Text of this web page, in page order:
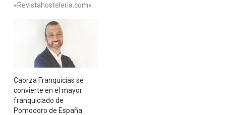
«Revistahosteleria.com»
​Caorza Franquicias se
convierte en el mayor
franquiciado de
Pomodoro de España